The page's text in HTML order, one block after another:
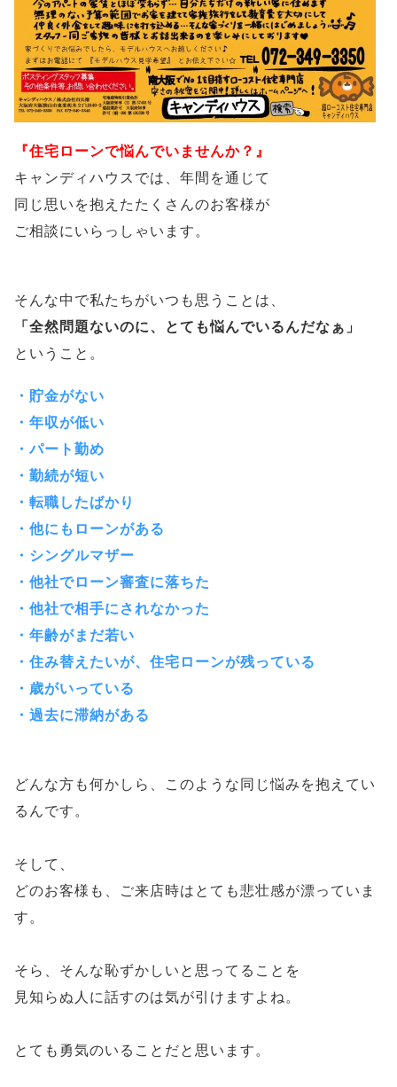
『住宅ローンで悩んでいませんか？』
キャンディハウスでは、年間を通じて
同じ思いを抱えたたくさんのお客様が
ご相談にいらっしゃいます。
そんな中で私たちがいつも思うことは、
「全然問題ないのに、とても悩んでいるんだなぁ」
ということ。
・貯金がない
・年収が低い
・パート勤め
・勤続が短い
・転職したばかり
・他にもローンがある
・シングルマザー
・他社でローン審査に落ちた
・他社で相手にされなかった
・年齢がまだ若い
・住み替えたいが、住宅ローンが残っている
・歳がいっている
・過去に滞納がある
どんな方も何かしら、このような同じ悩みを抱えてい
るんです。
そして、
どのお客様も、ご来店時はとても悲壮感が漂っていま
す。
そら、そんな恥ずかしいと思ってることを
見知らぬ人に話すのは気が引けますよね。
とても勇気のいることだと思います。